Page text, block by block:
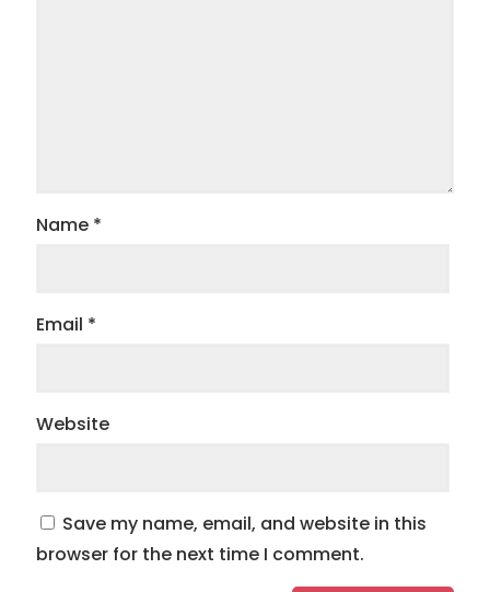
Name *
Email *
Website
Save my name, email, and website in this
browser for the next time I comment.